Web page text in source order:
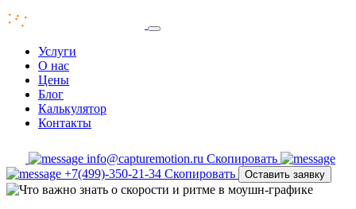
Услуги
О нас
Цены
Блог
Калькулятор
Контакты
info@capturemotion.ru Скопировать
+7(499)-350-21-34 Скопировать Оставить заявку